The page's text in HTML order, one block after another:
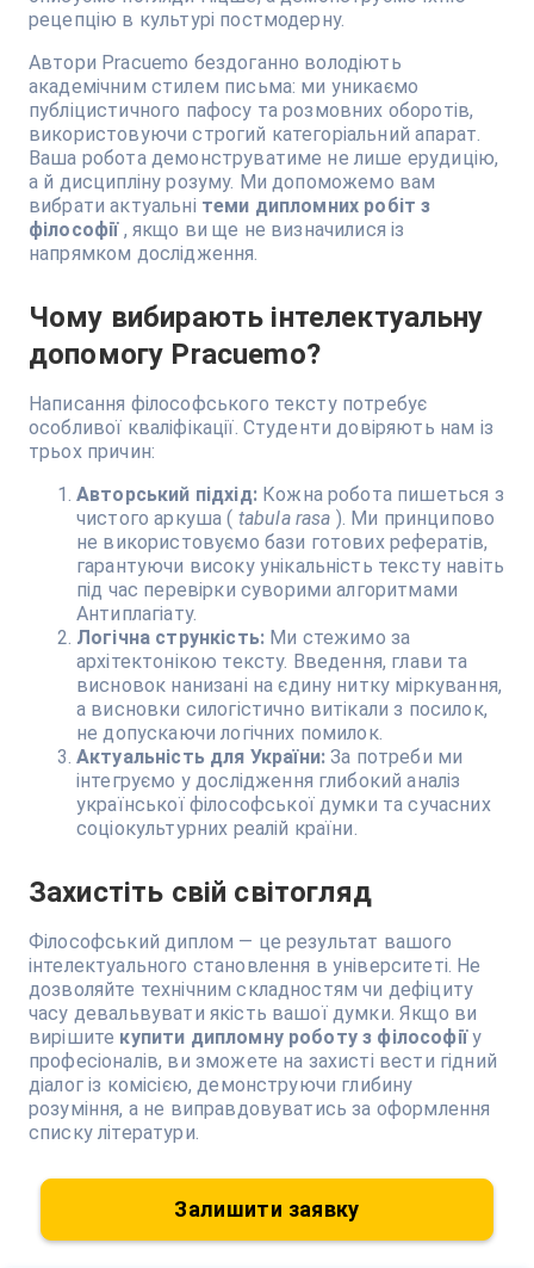
рецепцію в культурі постмодерну.
Автори Pracuemo бездоганно володіють
академічним стилем письма: ми уникаємо
публіцистичного пафосу та розмовних оборотів,
використовуючи строгий категоріальний апарат.
Ваша робота демонструватиме не лише ерудицію,
а й дисципліну розуму. Ми допоможемо вам
вибрати актуальні теми дипломних робіт з
філософії , якщо ви ще не визначилися із
напрямком дослідження.
Чому вибирають інтелектуальну
допомогу Pracuemo?
Написання філософського тексту потребує
особливої ​​кваліфікації. Студенти довіряють нам із
трьох причин:
Авторський підхід: Кожна робота пишеться з
чистого аркуша ( tabula rasa ). Ми принципово
не використовуємо бази готових рефератів,
гарантуючи високу унікальність тексту навіть
під час перевірки суворими алгоритмами
Антиплагіату.
Логічна стрункість: Ми стежимо за
архітектонікою тексту. Введення, глави та
висновок нанизані на єдину нитку міркування,
а висновки силогістично витікали з посилок,
не допускаючи логічних помилок.
Актуальність для України:За потреби ми
інтегруємо у дослідження глибокий аналіз
української філософської думки та сучасних
соціокультурних реалій країни.
Захистіть свій світогляд
Філософський диплом — це результат вашого
інтелектуального становлення в університеті. Не
дозволяйте технічним складностям чи дефіциту
часу девальвувати якість вашої думки. Якщо ви
вирішите купити дипломну роботу з філософіїу
професіоналів, ви зможете на захисті вести гідний
діалог із комісією, демонструючи глибину
розуміння, а не виправдовуватись за оформлення
списку літератури.
Залишити заявку